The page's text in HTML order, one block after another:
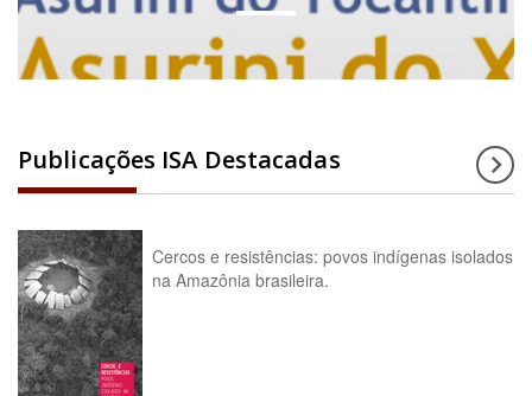
Publicações ISA Destacadas
Cercos e resistências: povos indígenas isolados
na Amazônia brasileira.